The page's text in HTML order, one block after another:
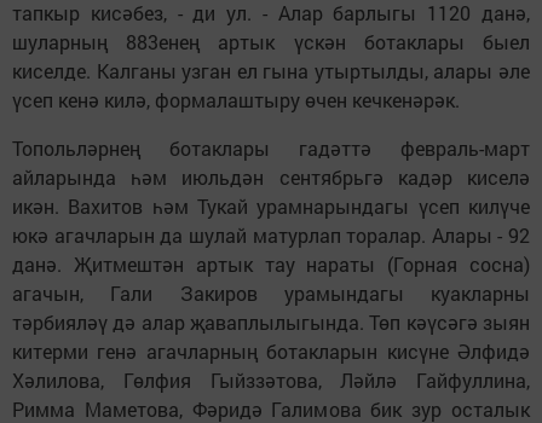
тапкыр кисәбез, - ди ул. - Алар барлыгы 1120 данә,
шуларның 883енең артык үскән ботаклары быел
киселде. Калганы узган ел гына утыртылды, алары әле
үсеп кенә килә, формалаштыру өчен кечкенәрәк.
Топольләрнең ботаклары гадәттә февраль-март
айларында һәм июльдән сентябрьгә кадәр киселә
икән. Вахитов һәм Тукай урамнарындагы үсеп килү­че
юкә агачларын да шулай матурлап торалар. Алары - 92
данә. Җитмештән артык тау нараты (Горная сосна)
агачын, Гали Закиров урамындагы куак­ларны
тәрбияләү дә алар җаваплылыгында. Төп кәү­­­сә­гә зыян
китерми генә агачларның ботакларын кисүне Әлфидә
Хәлилова, Гөлфия Гыйззәтова, Ләйлә Гайфуллина,
Римма Маметова, Фәридә Галимова бик зур осталык